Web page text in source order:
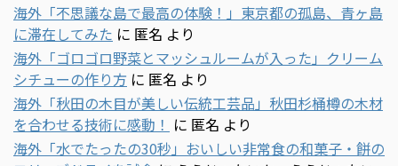
海外「不思議な島で最高の体験！」東京都の孤島、青ヶ島
に滞在してみた に 匿名 より
海外「ゴロゴロ野菜とマッシュルームが入った」クリーム
シチューの作り方 に 匿名 より
海外「秋田の木目が美しい伝統工芸品」秋田杉桶樽の木材
を合わせる技術に感動！ に 匿名 より
海外「水でたったの30秒」おいしい非常食の和菓子・餅の